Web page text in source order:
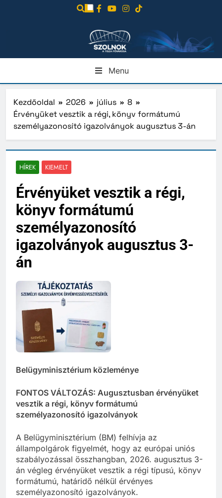
Menu
Kezdőoldal 2026 július
8
Érvényüket vesztik a régi, könyv formátumú
személyazonosító igazolványok augusztus 3-án
HÍREK KIEMELT
Érvényüket vesztik a régi,
könyv formátumú
személyazonosító
igazolványok augusztus 3-
án
Belügyminisztérium közleménye
FONTOS VÁLTOZÁS: Augusztusban érvényüket
vesztik a régi, könyv formátumú
személyazonosító igazolványok
A Belügyminisztérium (BM) felhívja az
állampolgárok figyelmét, hogy az európai uniós
szabályozással összhangban, 2026. augusztus 3-
án végleg érvényüket vesztik a régi típusú, könyv
formátumú, határidő nélkül érvényes
személyazonosító igazolványok.